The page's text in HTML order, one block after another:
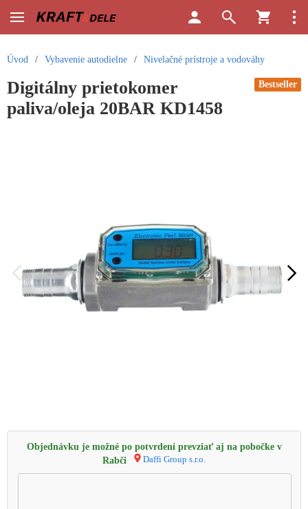
Úvod / Vybavenie autodielne / Nivelačné prístroje a vodováhy
Bestseller
Digitálny prietokomer
paliva/oleja 20BAR KD1458
Objednávku je možné po potvrdení prevziať aj na pobočke v
Rabči
Daffi Group s.r.o.